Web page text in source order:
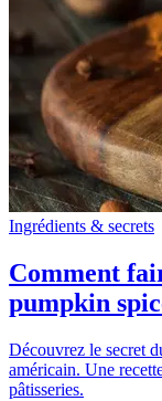
Ingrédients & secrets
Comment
pumpkin
Découvrez le secret
américain. Une
pâtisseries.